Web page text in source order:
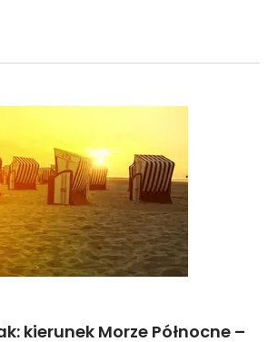
kierunek Morze Północne –